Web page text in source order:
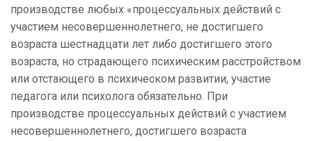
производстве любых «процессуальных действий с
участием несовершеннолетнего, не достигшего
возраста шестнадцати лет либо достигшего этого
возраста, но страдающего психическим расстройством
или отстающего в психическом развитии, участие
педагога или психолога обязательно. При
производстве процессуальных действий с участием
несовершеннолетнего, достигшего возраста